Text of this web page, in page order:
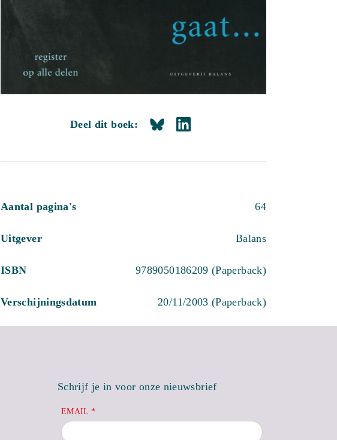
Deel dit boek:
Aantal pagina's 64
Uitgever Balans
ISBN 9789050186209 (Paperback)
Verschijningsdatum 20/11/2003 (Paperback)
Schrijf je in voor onze nieuwsbrief
EMAIL *